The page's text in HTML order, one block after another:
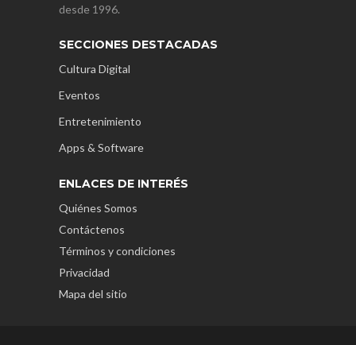
desde 1996.
SECCIONES DESTACADAS
Cultura Digital
Eventos
Entretenimiento
Apps & Software
ENLACES DE INTERÉS
Quiénes Somos
Contáctenos
Términos y condiciones
Privacidad
Mapa del sitio